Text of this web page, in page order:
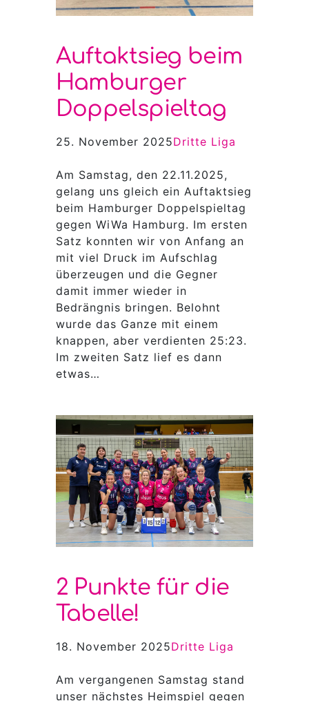
Auftaktsieg beim
Hamburger
Doppelspieltag
25. November 2025Dritte Liga
Am Samstag, den 22.11.2025,
gelang uns gleich ein Auftaktsieg
beim Hamburger Doppelspieltag
gegen WiWa Hamburg. Im ersten
Satz konnten wir von Anfang an
mit viel Druck im Aufschlag
überzeugen und die Gegner
damit immer wieder in
Bedrängnis bringen. Belohnt
wurde das Ganze mit einem
knappen, aber verdienten 25:23.
Im zweiten Satz lief es dann
etwas…
2 Punkte für die
Tabelle!
18. November 2025Dritte Liga
Am vergangenen Samstag stand
unser nächstes Heimspiel gegen